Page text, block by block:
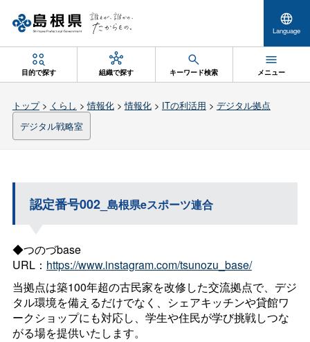
Language
目的で探す 組織で探す キーワード検索 メニュー
トップ> くらし >情報化>情報化> ITの利活用 > デジタル拠点
デジタル戦略室
認定番号002_ 島根県eスポーツ連合
◆つのづbase
URL： https://www.instagram.com/tsunozu_base/
当拠点は築100年超の古民家を改修した交流拠点で、デジ
タル環境を備えるだけでなく、シェアキッチンや貸館ワ
ークショップにも対応し、学生や住民が学び挑戦しつな
がる場を提供いたします。